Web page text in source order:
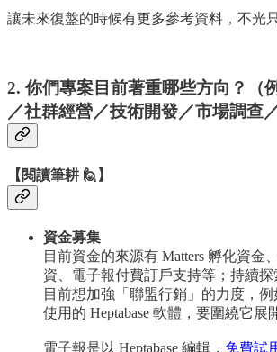
讓未來復盤的時候有更多參考資料，不光
2. 你們專案目前著重哪些方向？（
／社群經營／技術開發／市場調查
【閱讀筆耕 🙋】
資金募集
目前資金的來源有 Matters 孵化資金
資、電子報付費訂戶支持等；持續探
目前想加強「聯盟行銷」的力度，
使用的 Heptabase 軟體，要圍繞它展
電子報是以 Heptabase 編輯， 免費試